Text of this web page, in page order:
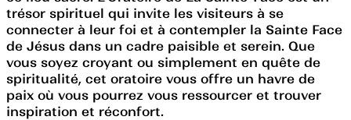
trésor spirituel qui invite les visiteurs à se
connecter à leur foi et à contempler la Sainte Face
de Jésus dans un cadre paisible et serein. Que
vous soyez croyant ou simplement en quête de
spiritualité, cet oratoire vous offre un havre de
paix où vous pourrez vous ressourcer et trouver
inspiration et réconfort.